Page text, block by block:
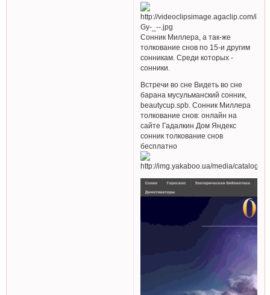
Сонник Миллера, а так-же
толкование снов по 15-и другим
сонникам. Среди которых -
сонники.
Встречи во сне Видеть во сне
барана мусульманский сонник,
beautycup.spb. Cонник Миллера
толкование снов: онлайн на
сайте Гадалкин Дом Яндекс
сонник толкование снов
бесплатно